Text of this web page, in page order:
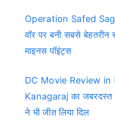
Operation Safed
वॉर पर बनी सबसे बेहतरीन
माइनस पॉइंट्स
DC Movie Review in
Kanagaraj का
ने भी जीत लिया दिल